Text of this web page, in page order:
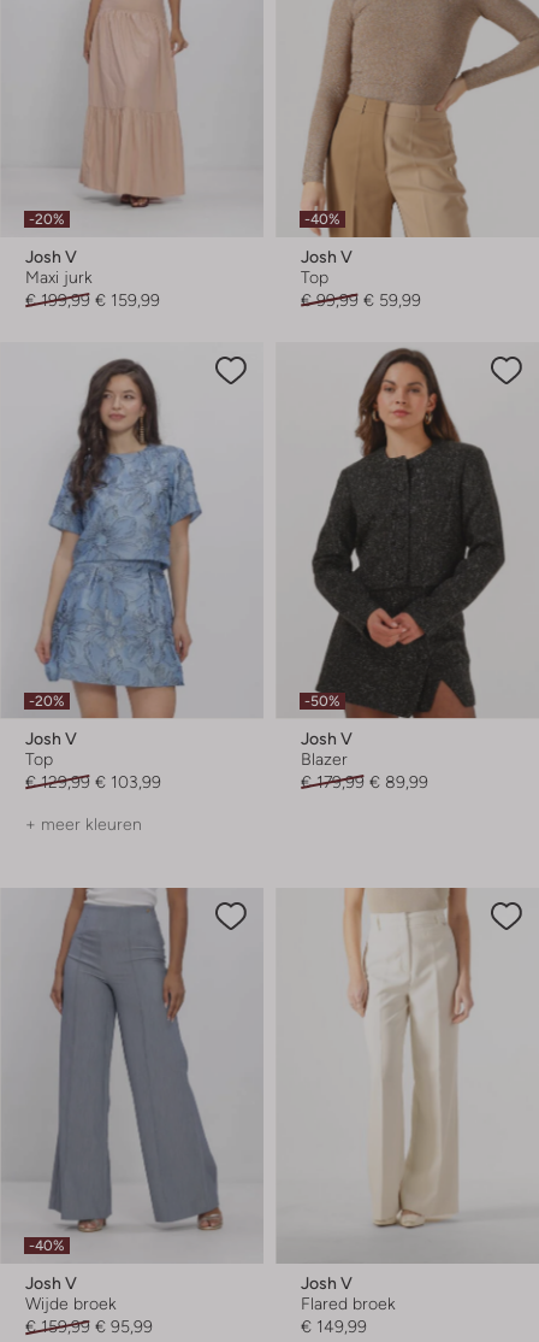
-20%
Josh V
Maxi jurk
€ 199,99 € 159,99
-40%
Josh V
Top
€ 99,99 € 59,99
-20%
Josh V
Top
€ 129,99 € 103,99
+ meer kleuren
-50%
Josh V
Blazer
€ 179,99 € 89,99
-40%
Josh V
Wijde broek
€ 159,99 € 95,99
Josh V
Flared broek
€ 149,99